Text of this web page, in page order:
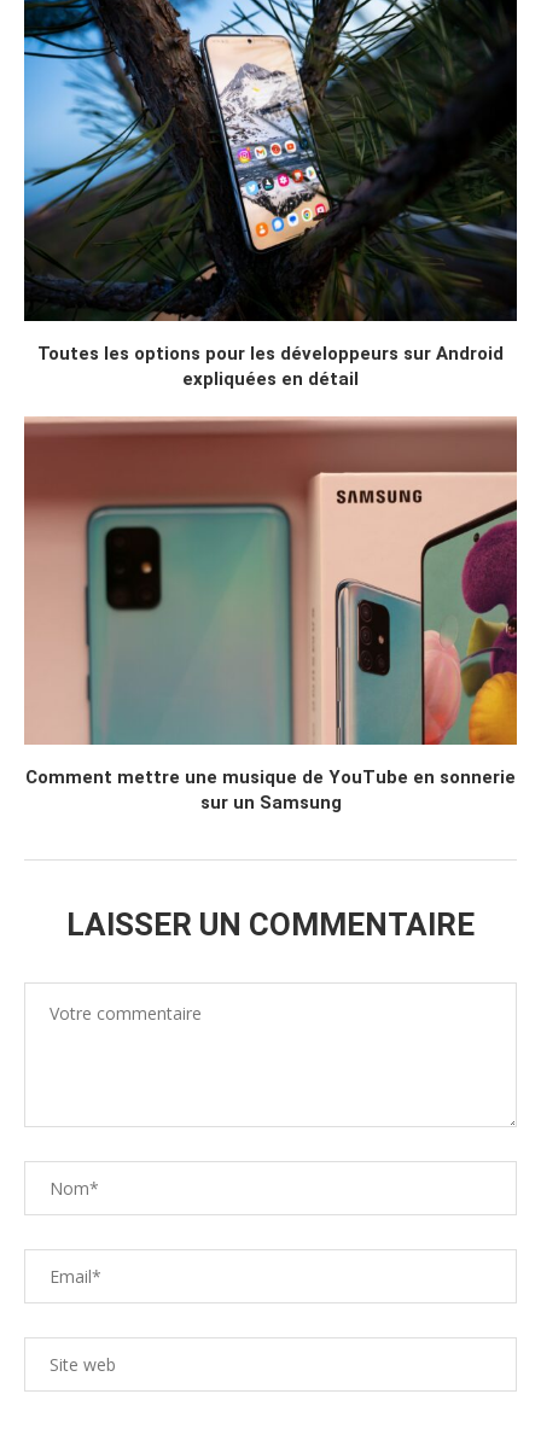
Toutes les options pour les développeurs sur Android
expliquées en détail
Comment mettre une musique de YouTube en sonnerie
sur un Samsung
LAISSER UN COMMENTAIRE